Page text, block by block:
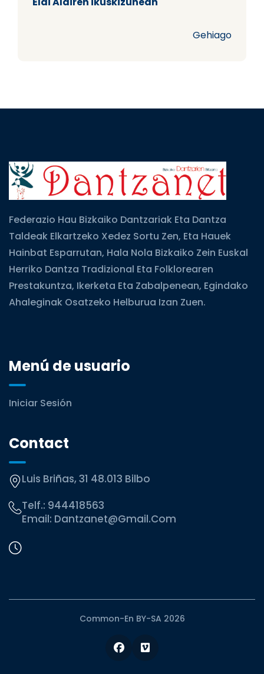
Gehiago
Federazio Hau Bizkaiko Dantzariak Eta Dantza
Taldeak Elkartzeko Xedez Sortu Zen, Eta Hauek
Hainbat Esparrutan, Hala Nola Bizkaiko Zein Euskal
Herriko Dantza Tradizional Eta Folklorearen
Prestakuntza, Ikerketa Eta Zabalpenean, Egindako
Ahaleginak Osatzeko Helburua Izan Zuen.
Menú de usuario
Iniciar Sesión
Contact
Luis Briñas, 31 48.013 Bilbo
Telf.: 944418563
Email: Dantzanet@gmail.com
Common-En BY-SA 2026
Facebook
Vimeo